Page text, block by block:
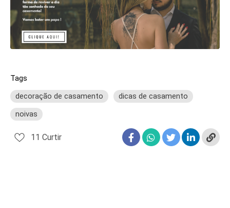
Tags
decoração de casamento
dicas de casamento
noivas
11 Curtir